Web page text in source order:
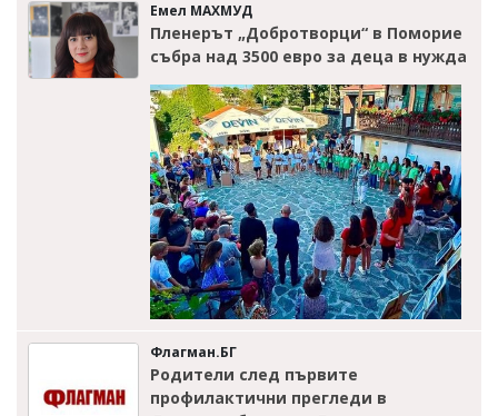
Емел МАХМУД
Пленерът „Добротворци“ в Поморие
събра над 3500 евро за деца в нужда
Флагман.БГ
Родители след първите
профилактични прегледи в